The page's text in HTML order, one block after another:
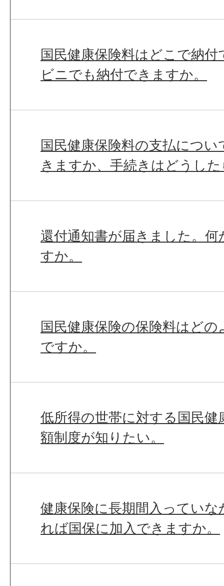
国民健康保険料はどこで納
ビニでも納付できますか。
国民健康保険料の支払につ
きますか、手続きはどうし
還付通知書が届きました。
すか。
国民健康保険の保険料はど
ですか。
低所得の世帯に対する国民健
額制度が知りたい。
健康保険に長期間入ってい
れば国保に加入できますか。